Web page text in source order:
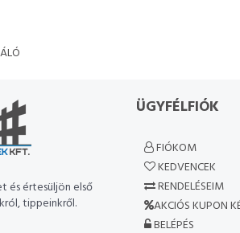
és értesüljön első
tippeinkről.
ÜGYFÉLFIÓK
FIÓKOM
KEDVENCEK
RENDELÉSEIM
AKCIÓS KUPON
BELÉPÉS